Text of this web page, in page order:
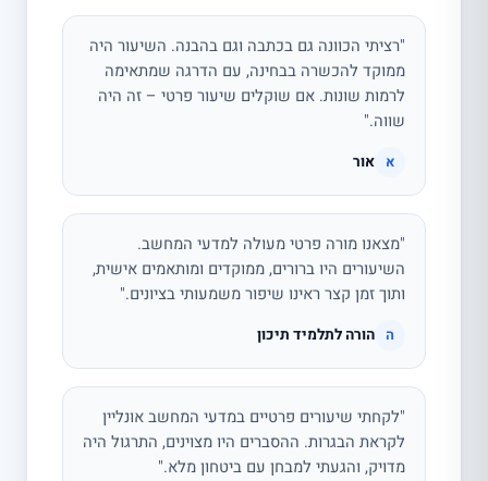
"רציתי הכוונה גם בכתבה וגם בהבנה. השיעור היה
ממוקד להכשרה בבחינה, עם הדרגה שמתאימה
לרמות שונות. אם שוקלים שיעור פרטי – זה היה
שווה."
א אור
"מצאנו מורה פרטי מעולה למדעי המחשב.
השיעורים היו ברורים, ממוקדים ומותאמים אישית,
ותוך זמן קצר ראינו שיפור משמעותי בציונים."
ה הורה לתלמיד תיכון
"לקחתי שיעורים פרטיים במדעי המחשב אונליין
לקראת הבגרות. ההסברים היו מצוינים, התרגול היה
מדויק, והגעתי למבחן עם ביטחון מלא."